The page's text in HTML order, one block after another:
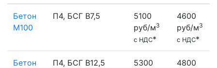
Бетон
М100
П4, БСГ В7,5
5100
руб/м3
с НДС*
4600
руб/м3
с НДС*
Бетон
П4, БСГ В12,5
5300
4800